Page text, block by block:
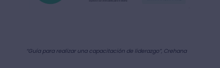
“Guía para realizar una capacitación de liderazgo”, Crehana